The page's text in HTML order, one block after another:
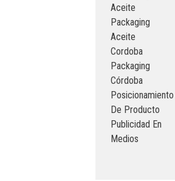
Aceite
Packaging
Aceite
Cordoba
Packaging
Córdoba
Posicionamiento
De Producto
Publicidad En
Medios